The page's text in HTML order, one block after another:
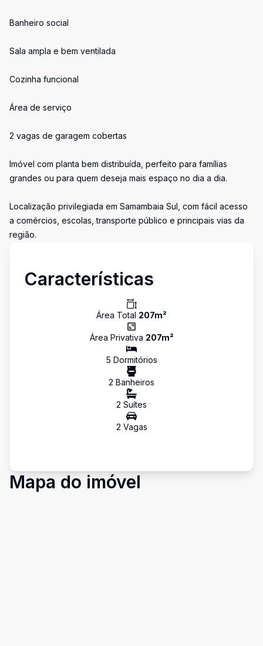
Banheiro social
Sala ampla e bem ventilada
Cozinha funcional
Área de serviço
2 vagas de garagem cobertas
Imóvel com planta bem distribuída, perfeito para famílias
grandes ou para quem deseja mais espaço no dia a dia.
Localização privilegiada em Samambaia Sul, com fácil acesso
a comércios, escolas, transporte público e principais vias da
região.
Características
Área Total 207m²
Área Privativa 207m²
5 Dormitórios
2 Banheiros
2 Suítes
2 Vagas
Mapa do imóvel